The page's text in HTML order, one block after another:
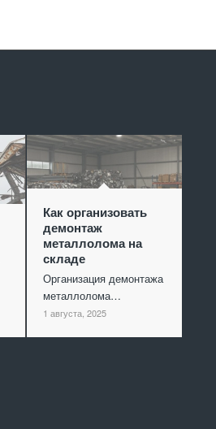
Как организовать
демонтаж
металлолома на
складе
Организация демонтажа
металлолома…
1 августа, 2025